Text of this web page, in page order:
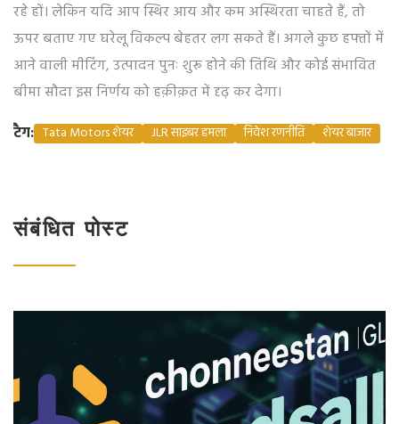
रहे हों। लेकिन यदि आप स्थिर आय और कम अस्थिरता चाहते हैं, तो
ऊपर बताए गए घरेलू विकल्प बेहतर लग सकते हैं। अगले कुछ हफ्तों में
आने वाली मीटिंग, उत्पादन पुनः शुरू होने की तिथि और कोई संभावित
बीमा सौदा इस निर्णय को हक़ीक़त में दृढ़ कर देगा।
टैग: Tata Motors शेयर JLR साइबर हमला निवेश रणनीति शेयर बाजार
संबंधित पोस्ट